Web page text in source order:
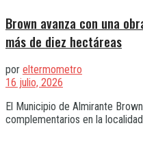
Brown avanza con una
más de diez hectáreas
por eltermometro
16 julio, 2026
El Municipio de Almirante
complementarios en la